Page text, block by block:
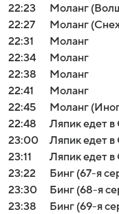
22:23
Моланг
22:27
Моланг
22:31
Моланг
22:34
Моланг
22:38
Моланг
22:41
Моланг
22:45
Моланг
22:48
Ляпик едет в
23:00
Ляпик едет
23:11
Ляпик едет
23:22
Бинг (67-я
23:30
Бинг (68-я
23:38
Бинг (69-я